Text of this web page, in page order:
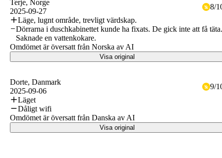
Terje, Norge
2025-09-27
8/
Läge, lugnt område, trevligt värdskap.
Dörrarna i duschkabinettet kunde ha fixats. De gick inte att få täta.
Saknade en vattenkokare.
Omdömet är översatt från Norska av AI
Visa original
Dorte, Danmark
2025-09-06
9/
Läget
Dåligt wifi
Omdömet är översatt från Danska av AI
Visa original